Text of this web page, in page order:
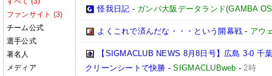
ファンサイト (3)
チーム公式
選手公式
著名人
メディア
怪我日記 - ガンバ大阪データランド(GAMBA
よくこれで済んだな・・・という開幕戦 - アウ
【SIGMACLUB NEWS 8月8日号】広島 3-0
クリーンシートで快勝 -SIGMACLUBweb -2時